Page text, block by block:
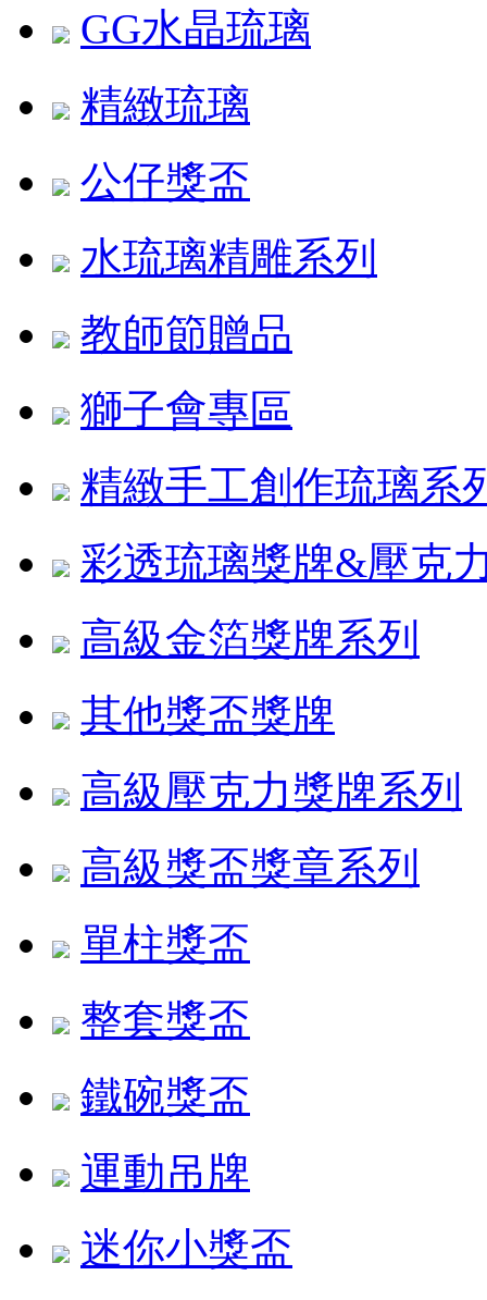
GG水晶琉璃
精緻琉璃
公仔獎盃
水琉璃精雕系列
教師節贈品
獅子會專區
精緻手工創作琉璃系
彩透琉璃獎牌&壓克
高級金箔獎牌系列
其他獎盃獎牌
高級壓克力獎牌系列
高級獎盃獎章系列
單柱獎盃
整套獎盃
鐵碗獎盃
運動吊牌
迷你小獎盃